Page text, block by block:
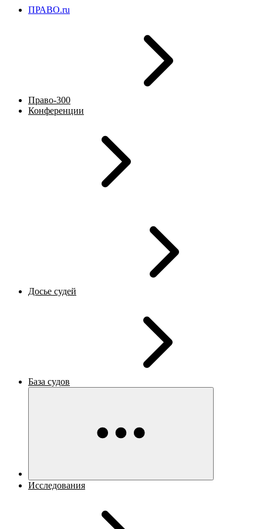
ПРАВО.ru
Право-300
Конференции
Досье судей
База судов
Исследования